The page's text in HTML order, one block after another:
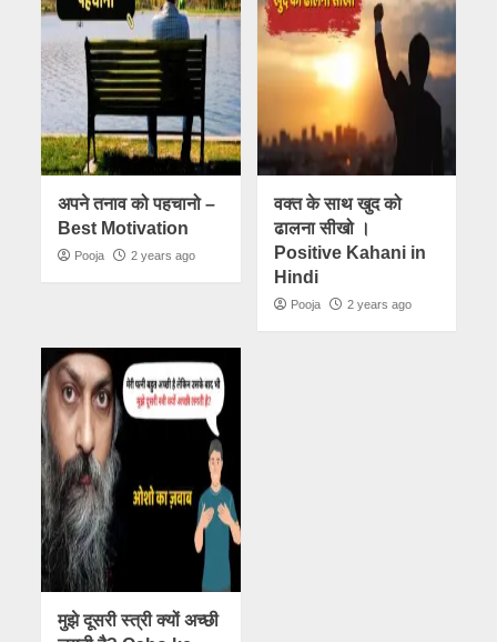
अपने तनाव को पहचानो –
Best Motivation
Pooja 2 years ago
वक्त के साथ खुद को
ढालना सीखो ।
Positive Kahani in
Hindi
Pooja 2 years ago
मुझे दूसरी स्त्री क्यों अच्छी